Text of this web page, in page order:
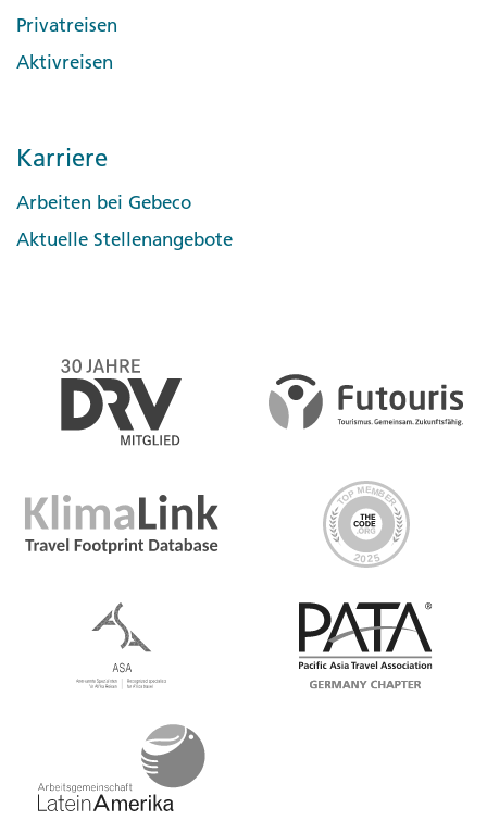
Privatreisen
Aktivreisen
Karriere
Arbeiten bei Gebeco
Aktuelle Stellenangebote